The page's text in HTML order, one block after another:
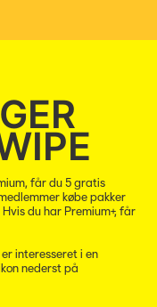
får du 5 gratis
købe pakker
du har Premium+, får
interesseret i en
nederst på